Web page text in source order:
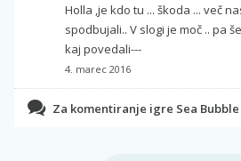
Holla ,je kdo tu ... škoda ... več
spodbujali.. V slogi je moč .. pa
kaj povedali---
4. marec 2016
Za komentiranje igre Sea